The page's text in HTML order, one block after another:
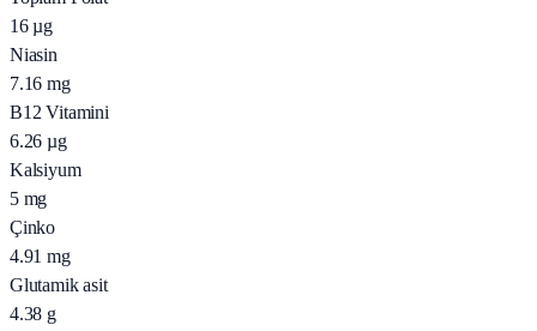
16 µg
Niasin
7.16 mg
B12 Vitamini
6.26 µg
Kalsiyum
5 mg
Çinko
4.91 mg
Glutamik asit
4.38 g